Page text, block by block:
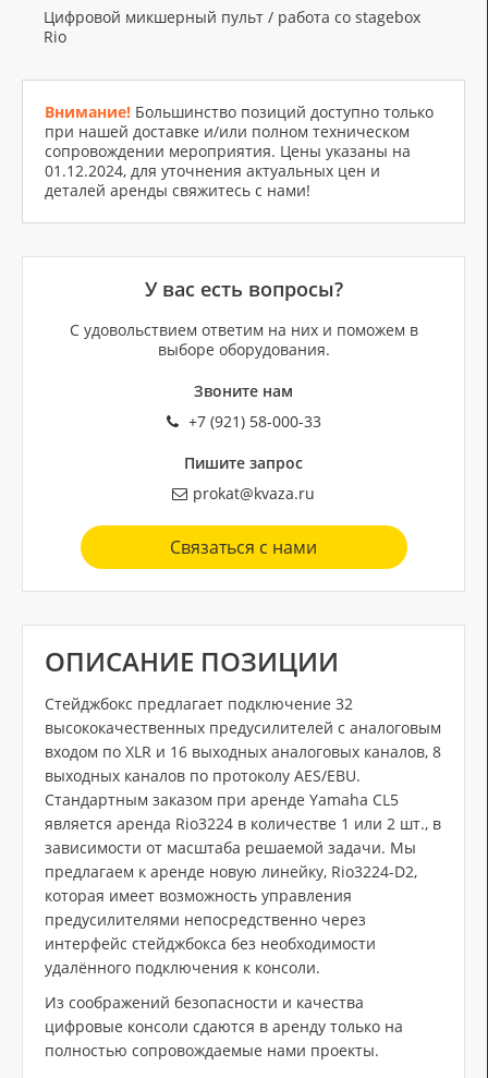
Цифровой микшерный пульт / работа со stagebox
Rio
Внимание! Большинство позиций доступно только
при нашей доставке и/или полном техническом
сопровождении мероприятия. Цены указаны на
01.12.2024, для уточнения актуальных цен и
деталей аренды свяжитесь с нами!
У вас есть вопросы?
С удовольствием ответим на них и поможем в
выборе оборудования.
Звоните нам
+7 (921) 58-000-33
Пишите запрос
prokat@kvaza.ru
Связаться с нами
ОПИСАНИЕ ПОЗИЦИИ
Стейджбокс предлагает подключение 32
высококачественных предусилителей с аналоговым
входом по XLR и 16 выходных аналоговых каналов, 8
выходных каналов по протоколу AES/EBU.
Стандартным заказом при аренде Yamaha CL5
является аренда Rio3224 в количестве 1 или 2 шт., в
зависимости от масштаба решаемой задачи. Мы
предлагаем к аренде новую линейку, Rio3224-D2,
которая имеет возможность управления
предусилителями непосредственно через
интерфейс стейджбокса без необходимости
удалённого подключения к консоли.
Из соображений безопасности и качества
цифровые консоли сдаются в аренду только на
полностью сопровождаемые нами проекты.